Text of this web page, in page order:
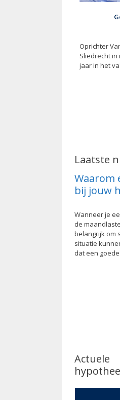
Oprichter
Sliedrecht
Centrale
Laatste
Waarom
bij jouw
Wanneer je
de
belangrijk om
situatie
dat een
Actuele